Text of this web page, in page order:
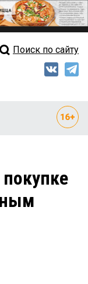
выпуск
Поиск по сайту